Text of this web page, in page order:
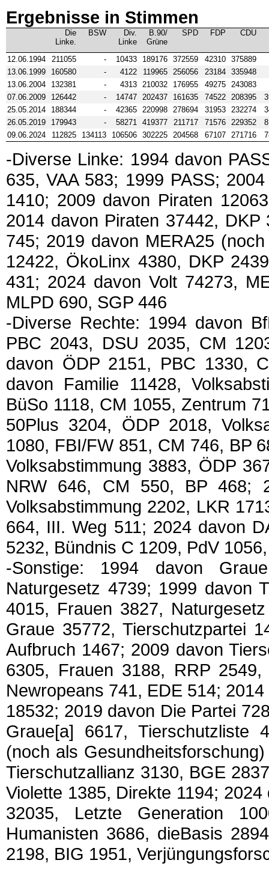
Ergebnisse in Stimmen
Die
Linke.
BSW
Div.
Linke
B.90/
Grüne
SPD FDP CDU
12.06.1994 211055 - 10433 189176 372559 42310 375889
13.06.1999
160580 - 4122 119965 256056 23184 335948
13.06.2004
132381 - 4313 210032 176955 49275 243083
07.06.2009
126442 - 14747 202437 161635 74522 208395
25.05.2014
188344 - 42365 220998 278694 31953 232274
26.05.2019
179943 - 58271 419377 211717 71576 229352
09.06.2024
112825 134113 106506 302225 204568 67107 271716
-Diverse Linke: 1994 davon
635, VAA 583; 1999 PASS;
1410; 2009 davon Piraten
2014 davon Piraten 37442,
745; 2019 davon MERA25
12422, ÖkoLinx 4380, DKP
431; 2024 davon Volt 74273,
MLPD 690, SGP 446
-Diverse Rechte: 1994 davon
PBC 2043, DSU 2035, CM
davon ÖDP 2151, PBC 1330,
davon Familie 11428,
BüSo 1118, CM 1055, Zentrum
50Plus 3204, ÖDP 2018,
1080, FBI/FW 851, CM 746, BP
Volksabstimmung 3883, ÖDP
NRW 646, CM 550, BP 468;
Volksabstimmung 2202, LKR
664, III. Weg 511; 2024 davon
5232, Bündnis C 1209, PdV
-Sonstige: 1994 davon
Naturgesetz 4739; 1999 davon
4015, Frauen 3827,
Graue 35772, Tierschutzpartei
Aufbruch 1467; 2009 davon
6305, Frauen 3188, RRP
Newropeans 741, EDE 514;
18532; 2019 davon Die Partei
Graue[a] 6617, Tierschutzliste
(noch als
Tierschutzallianz 3130, BGE
Violette 1385, Direkte 1194;
32035, Letzte Generation
Humanisten 3686, dieBasis
2198, BIG 1951,